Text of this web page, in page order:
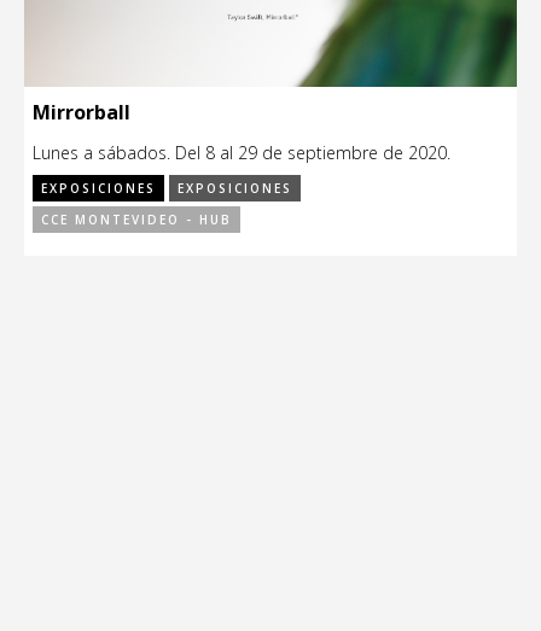
Mirrorball
Lunes a sábados. Del 8 al 29 de septiembre de 2020.
EXPOSICIONES
EXPOSICIONES
CCE MONTEVIDEO - HUB